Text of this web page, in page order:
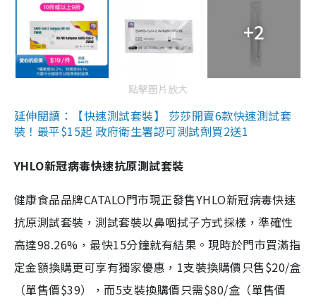
+2
點擊圖片放大
延伸閱讀：【快速測試套裝】 莎莎開賣6款快速測試套
裝！最平$15起 政府衛生署認可測試劑買2送1
YHLO新冠病毒快速抗原測試套裝
健康食品品牌CATALO門市現正發售YHLO新冠病毒快速
抗原測試套裝，測試套裝以鼻咽拭子方式採樣，準確性
高達98.26%，最快15分鐘就有結果。現時於門市買滿指
定金額換購更可享有獨家優惠，1支裝換購價只售$20/盒
（單售價$39），而5支裝換購價只需$80/盒（單售價